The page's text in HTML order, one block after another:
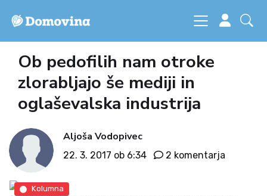
Ob pedofilih nam otroke
zlorabljajo še mediji in
oglaševalska industrija
Aljoša Vodopivec
22. 3. 2017 ob 6:34 2 komentarja
Kolumna